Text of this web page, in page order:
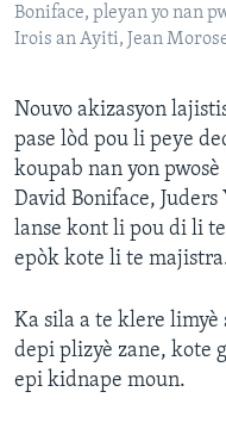
Boniface, pleyan yo nan
Irois an Ayiti, Jean
Nouvo akizasyon
pase lòd pou li peye
koupab nan yon
David Boniface,
lanse kont li pou di li
epòk kote li te
Ka sila a te klere
depi plizyè zane, kote
epi kidnape moun.